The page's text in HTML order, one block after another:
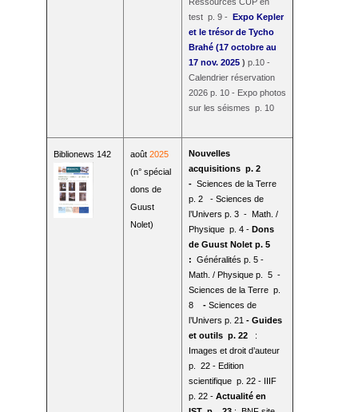
test p. 9 - Expo Kepler
et le trésor de Tycho
Brahé (17 octobre au
17 nov. 2025 ) p.10 -
Calendrier réservation
2026 p. 10 - Expo photos
sur les séismes p. 10
Biblionews 142 août 2025
(n° spécial
dons de
Guust
Nolet)
Nouvelles
acquisitions p. 2
- Sciences de la Terre
p. 2 - Sciences de
l’Univers p. 3 - Math. /
Physique p. 4 - Dons
de Guust Nolet p. 5
: Généralités p. 5 -
Math. / Physique p. 5 -
Sciences de la Terre p.
8 - Sciences de
l’Univers p. 21 - Guides
et outils p. 22 :
Images et droit d’auteur
p. 22 - Edition
scientifique p. 22 - IIIF
p. 22 - Actualité en